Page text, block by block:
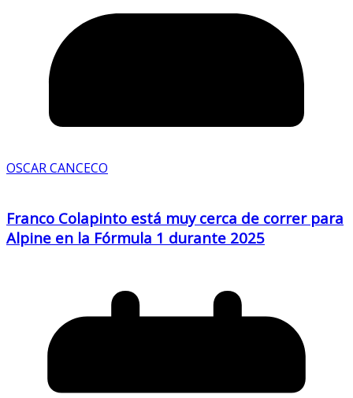
OSCAR CANCECO
Franco Colapinto está muy cerca de correr para
Alpine en la Fórmula 1 durante 2025